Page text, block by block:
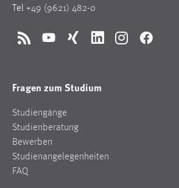
Tel +49 (9621) 482-0
RSS YouTubeXing LinkedInInstagramFacebook
Fragen zum Studium
Studiengänge
Studienberatung
Bewerben
Studienangelegenheiten
FAQ